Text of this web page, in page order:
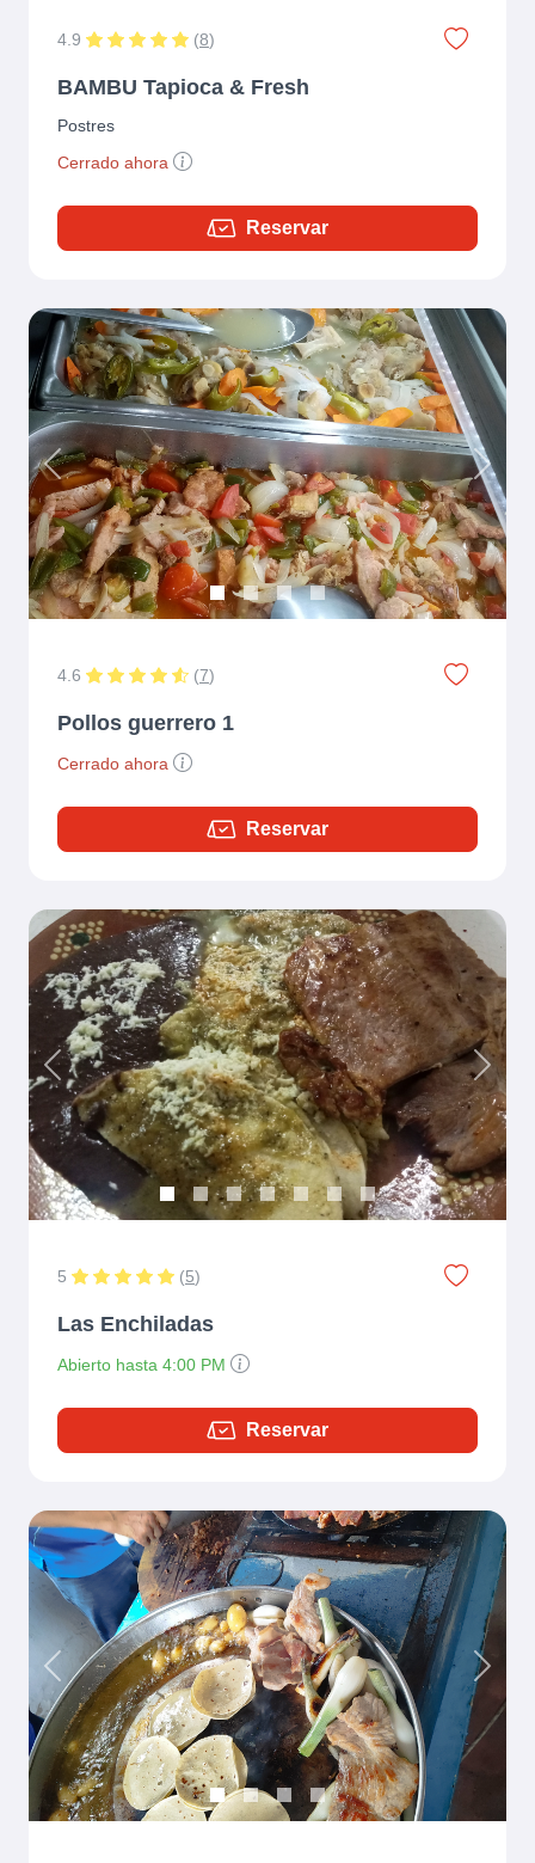
4.9 (8)
BAMBU Tapioca & Fresh
Postres
Cerrado ahora
Reservar
Previous Next
4.6 (7)
Pollos guerrero 1
Cerrado ahora
Reservar
Previous Next
5 (5)
Las Enchiladas
Abierto hasta 4:00 PM
Reservar
Previous Next